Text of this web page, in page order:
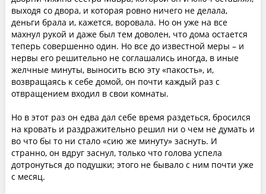
выходя со двора, и которая ровно ничего не делала,
деньги брала и, кажется, воровала. Но он уже на все
махнул рукой и даже был тем доволен, что дома остается
теперь совершенно один. Но все до известной меры – и
нервы его решительно не соглашались иногда, в иные
желчные минуты, выносить всю эту «пакость», и,
возвращаясь к себе домой, он почти каждый раз с
отвращением входил в свои комнаты.
Но в этот раз он едва дал себе время раздеться, бросился
на кровать и раздражительно решил ни о чем не думать и
во что бы то ни стало «сию же минуту» заснуть. И
странно, он вдруг заснул, только что голова успела
дотронуться до подушки; этого не бывало с ним почти уже
с месяц.